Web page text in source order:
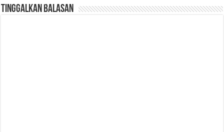
Tinggalkan Balasan